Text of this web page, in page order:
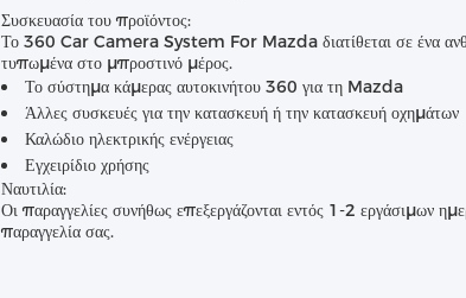
Συσκευασία του προϊόντος:
Το 360 Car Camera System For Mazda διατίθεται σε ένα
τυπωμένα στο μπροστινό μέρος.
Το σύστημα κάμερας αυτοκινήτου 360 για τη Mazda
Άλλες συσκευές για την κατασκευή ή την κατασκευή οχημάτων
Καλώδιο ηλεκτρικής ενέργειας
Εγχειρίδιο χρήσης
Ναυτιλία:
Οι παραγγελίες συνήθως επεξεργάζονται εντός 1-2 εργάσιμων
παραγγελία σας.